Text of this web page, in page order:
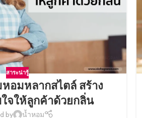
สาระน่ารู้
อมหลากสไตล์ สร้าง
จให้ลูกค้าด้วยกลิ่น
by น้ำหอม